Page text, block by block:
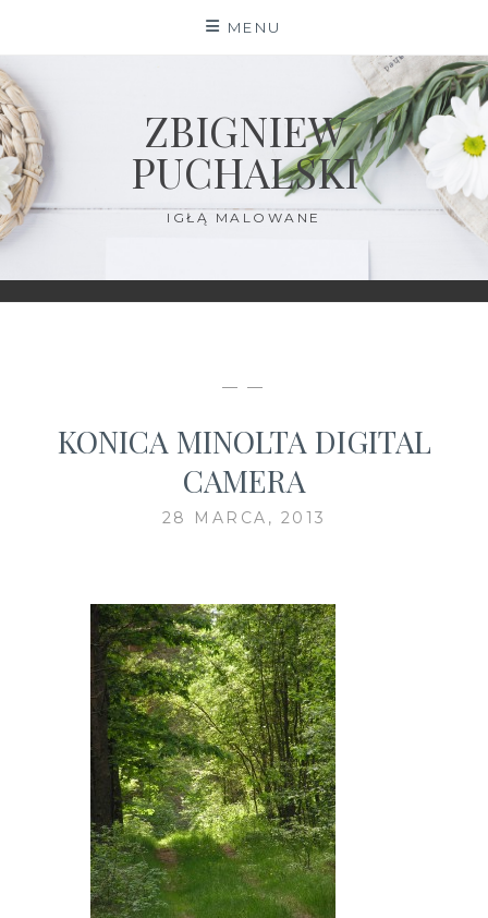
content
MENU
ZBIGNIEW
PUCHALSKI
IGŁĄ MALOWANE
— —
KONICA MINOLTA DIGITAL
CAMERA
28 MARCA, 2013